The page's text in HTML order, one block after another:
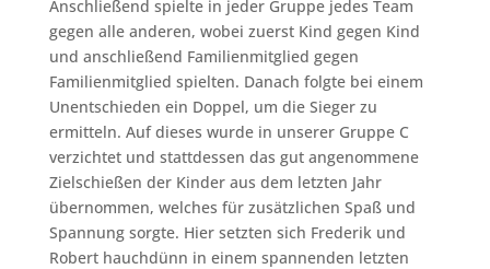
Anschließend spielte in jeder Gruppe jedes Team
gegen alle anderen, wobei zuerst Kind gegen Kind
und anschließend Familienmitglied gegen
Familienmitglied spielten. Danach folgte bei einem
Unentschieden ein Doppel, um die Sieger zu
ermitteln. Auf dieses wurde in unserer Gruppe C
verzichtet und stattdessen das gut angenommene
Zielschießen der Kinder aus dem letzten Jahr
übernommen, welches für zusätzlichen Spaß und
Spannung sorgte. Hier setzten sich Frederik und
Robert hauchdünn in einem spannenden letzten